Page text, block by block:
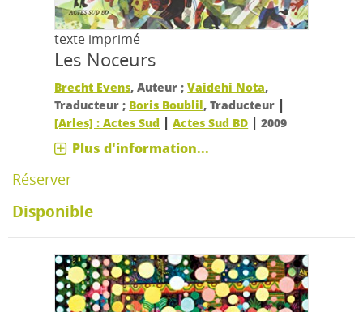
texte imprimé
Les Noceurs
Brecht Evens, Auteur ;Vaidehi Nota,
Traducteur ; Boris Boublil, Traducteur |
[Arles] : Actes Sud |Actes Sud BD |2009
Plus d'information...
Réserver
Disponible